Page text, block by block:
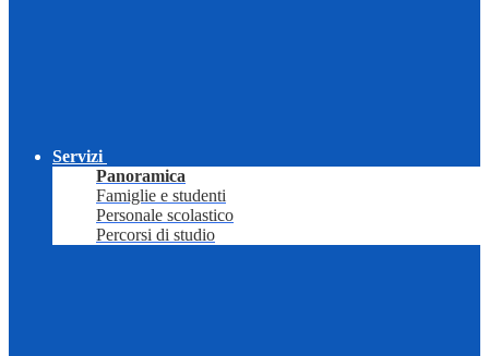
Servizi
Panoramica
Famiglie e studenti
Personale scolastico
Percorsi di studio